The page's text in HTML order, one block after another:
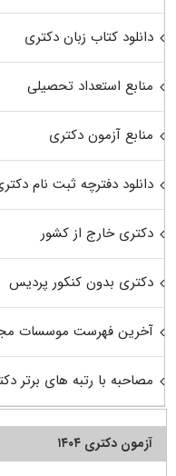
دانلود کتاب زبان دکتری
منابع استعداد تحصیلی
منابع آزمون دکتری
دانلود دفترچه ثبت نام
دکتری خارج از کشور
دکتری بدون کنکور پردیس
آخرین فهرست موسسات
مصاحبه با رتبه های برتر
آزمون دکتری ۱۴۰۴